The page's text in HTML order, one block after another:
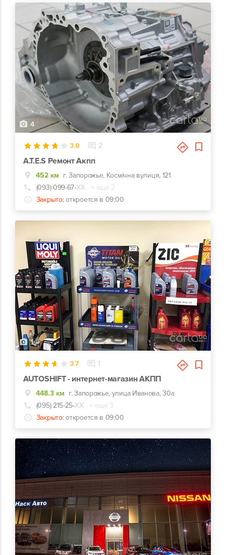
4
3.8 2
A.T.E.S Ремонт Акпп
452 км г. Запорожье, Космічна вулиця, 121
(093) 099-67-ХХ
+ еще 2
Закрыто: откроется в 09:00
1
3.7 1
AUTOSHIFT - интернет-магазин АКПП
448.3 км г. Запорожье, улица Иванова, 30а
(095) 215-25-ХХ
+ еще 3
Закрыто: откроется в 09:00